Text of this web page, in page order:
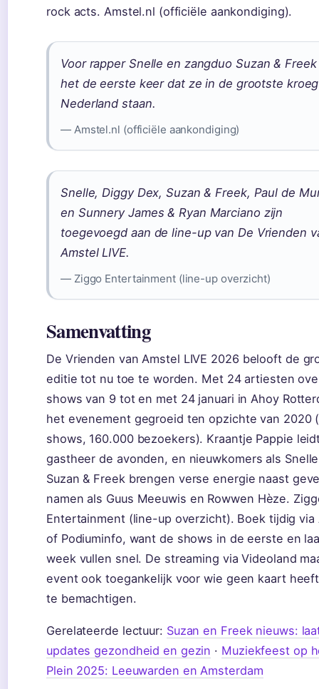
rock acts. Amstel.nl (officiële aankondiging).
Voor rapper Snelle en zangduo Suzan &
het de eerste keer dat ze in de grootste
Nederland staan.
— Amstel.nl (officiële aankondiging)
Snelle, Diggy Dex, Suzan & Freek, Paul de
en Sunnery James & Ryan Marciano zijn
toegevoegd aan de line-up van De Vrienden
Amstel LIVE.
— Ziggo Entertainment (line-up overzicht)
Samenvatting
De Vrienden van Amstel LIVE 2026 belooft de
editie tot nu toe te worden. Met 24 artiesten
shows van 9 tot en met 24 januari in Ahoy
het evenement gegroeid ten opzichte van 2020
shows, 160.000 bezoekers). Kraantje Pappie
gastheer de avonden, en nieuwkomers als
Suzan & Freek brengen verse energie naast
namen als Guus Meeuwis en Rowwen Hèze.
Entertainment (line-up overzicht). Boek tijdig via
of Podiuminfo, want de shows in de eerste en
week vullen snel. De streaming via Videoland
event ook toegankelijk voor wie geen kaart
te bemachtigen.
Gerelateerde lectuur: Suzan en Freek nieuws:
updates gezondheid en gezin · Muziekfeest op
Plein 2025: Leeuwarden en Amsterdam